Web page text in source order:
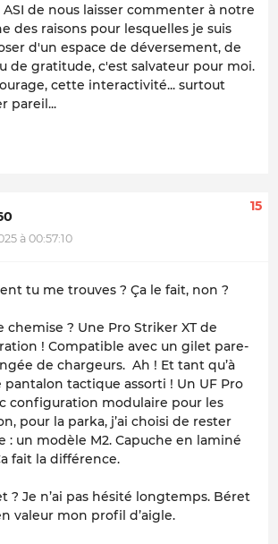
ASI de nous laisser commenter à notre
des raisons pour lesquelles je suis
d'un espace de déversement, de
de gratitude, c'est salvateur pour moi.
cette interactivité... surtout
pareil...
à 00:57:10
15
tu me trouves ? Ça le fait, non ?
chemise ? Une Pro Striker XT de
! Compatible avec un gilet pare-
de chargeurs. Ah ! Et tant qu’à
pantalon tactique assorti ! Un UF Pro
configuration modulaire pour les
pour la parka, j’ai choisi de rester
: un modèle M2. Capuche en laminé
fait la différence.
? Je n’ai pas hésité longtemps. Béret
valeur mon profil d’aigle.